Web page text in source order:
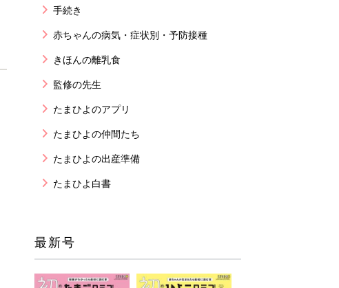
手続き
赤ちゃんの病気・症状別・予防接種
きほんの離乳食
監修の先生
たまひよのアプリ
たまひよの仲間たち
たまひよの出産準備
たまひよ白書
最新号